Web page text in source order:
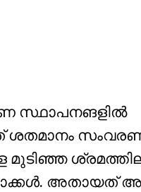
സ്ഥാപനങളില്‍
ശതമാനം
അതായത്